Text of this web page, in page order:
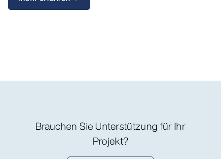
Brauchen Sie Unterstützung für Ihr
Projekt?